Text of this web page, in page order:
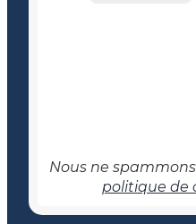
Nous ne
politique de